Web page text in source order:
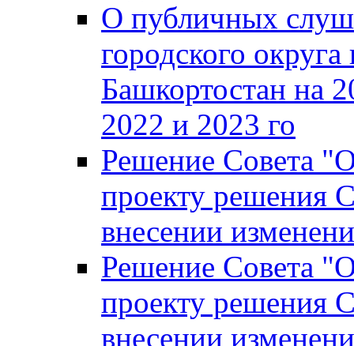
О публичных
городского
Башкортостан на
2022 и 2023 го
Решение Совета
проекту решения
внесении
Решение Совета
проекту решения
внесении